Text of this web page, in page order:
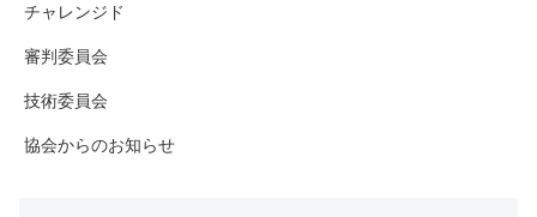
チャレンジド
審判委員会
技術委員会
協会からのお知らせ